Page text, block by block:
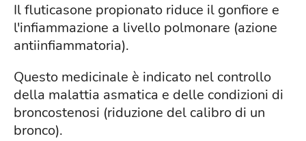
Il fluticasone propionato riduce il gonfiore e
l'infiammazione a livello polmonare (azione
antiinfiammatoria).
Questo medicinale è indicato nel controllo
della malattia asmatica e delle condizioni di
broncostenosi (riduzione del calibro di un
bronco).